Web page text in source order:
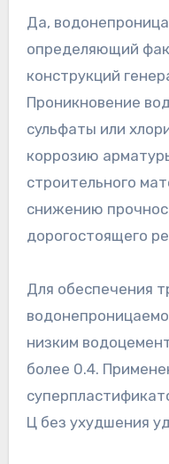
Да,
определяющий
конструкций
Проникновение
сульфаты или
коррозию
строительного
снижению
дорогостоящего
Для обеспечения
низким
более 0.4.
Ц без ухудшения